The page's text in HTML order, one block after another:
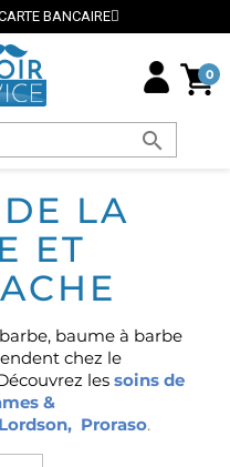
0
search
LA
ET
baume à barbe
chez le
écouvrez les soins de
&
Lordson, Proraso.